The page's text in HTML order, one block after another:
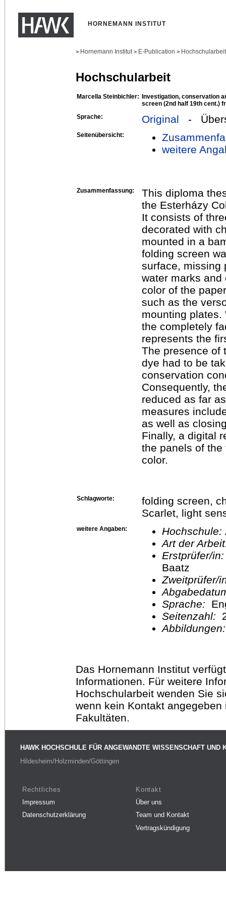
HORNEMANN INSTITUT
> Hornemann Institut > E-Publication >
Hochschularbeit
Marcella Steinbichler: Investigation, conservation
screen (2nd half 19th cent.)
Sprache:
Original -
Seitenübersicht:
weitere
Zusammenfassung:
This diploma
the Esterházy
It consists of
decorated with
mounted in a
folding screen
surface, missing
water marks
color of the
such as the
mounting plates.
the completely
represents the
The presence of
dye had to be
conservation
Consequently,
reduced as far
measures
as well as
Finally, a digital
the panels of
color.
Schlagworte:
folding screen,
Scarlet, light
weitere Angaben: Hochschule:
Art der
Erstprüfer/
Baatz
Sprache:
Seitenzahl:
Das Hornemann Institut
Informationen. Für weitere
Hochschularbeit wenden Sie
wenn kein Kontakt
Fakultäten.
HAWK HOCHSCHULE FÜR ANGEWANDTE WISSENSCHAFT UND
Hildesheim/Holzminden/Göttingen
Rechtliches
Impressum
Datenschutzerklärung
Kontakt
Über uns
Team und Kontakt
Vertragskündigung